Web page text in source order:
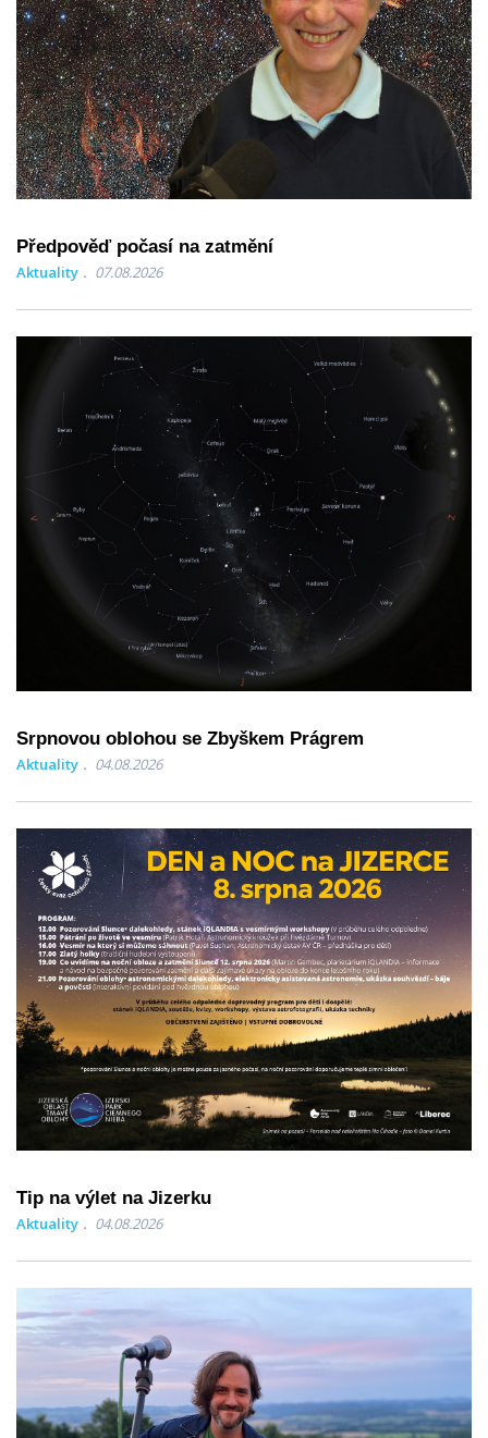
Předpověď počasí na zatmění
Aktuality 07.08.2026
Srpnovou oblohou se Zbyškem Prágrem
Aktuality 04.08.2026
Tip na výlet na Jizerku
Aktuality 04.08.2026